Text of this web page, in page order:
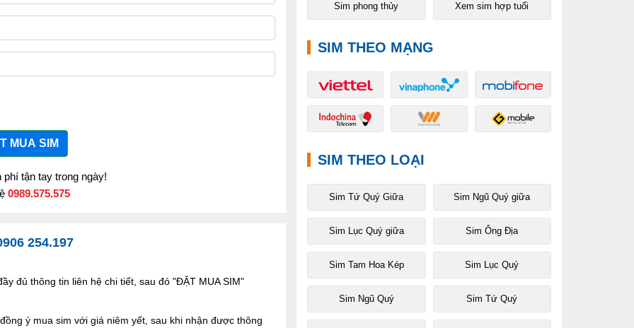
MUA SIM
tận tay trong ngày!
0989.575.575
254.197
đủ thông tin liên hệ chi tiết, sau đó "ĐẶT MUA SIM"
ý mua sim với giá niêm yết, sau khi nhận được thông
Sim phong thủy Xem sim hợp tuổi
SIM THEO MẠNG
SIM THEO LOẠI
Sim Tứ Quý Giữa Sim Ngũ Quý giữa
Sim Lục Quý giữa Sim Ông Địa
Sim Tam Hoa Kép Sim Lục Quý
Sim Ngũ Quý Sim Tứ Quý